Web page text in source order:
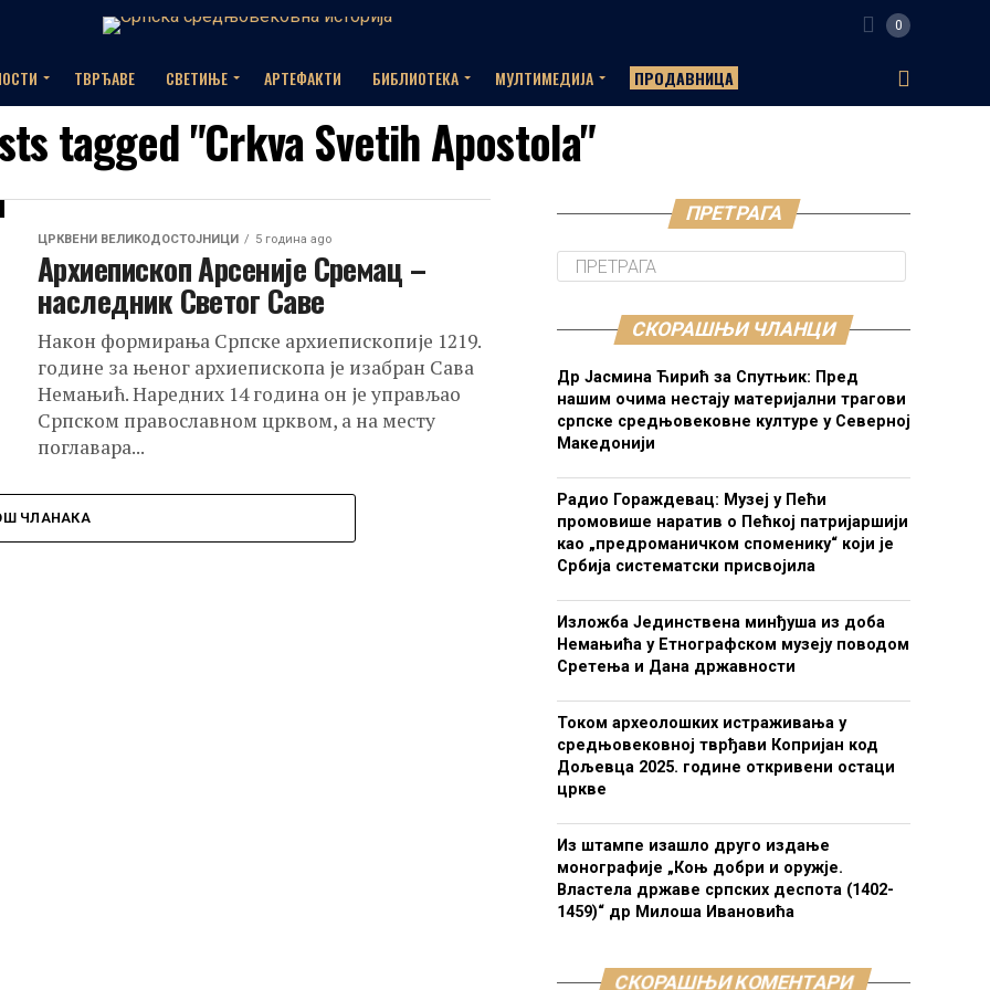
0
ТВРЂАВЕ СВЕТИЊЕ АРТЕФАКТИ БИБЛИОТЕКА МУЛТИМЕДИЈА ПРОДАВНИЦА
tagged "Crkva Svetih Apostola"
ЦРКВЕНИ ВЕЛИКОДОСТОЈНИЦИ 5 година ago
Архиепископ Арсеније Сремац –
наследник Светог Саве
Након формирања Српске архиепископије 1219.
године за њеног архиепископа је изабран Сава
Немањић. Наредних 14 година он је управљао
Српском православном црквом, а на месту
поглавара...
ЧЛАНАКА
ПРЕТРАГА
СКОРАШЊИ ЧЛАНЦИ
Др Јасмина Ћирић за Спутњик: Пред
нашим очима нестају материјални трагови
српске средњовековне културе у Северној
Македонији
Радио Гораждевац: Музеј у Пећи
промовише наратив о Пећкој патријаршији
као „предроманичком споменику“ који је
Србија систематски присвојила
Изложба Јединствена минђуша из доба
Немањића у Етнографском музеју поводом
Сретења и Дана државности
Током археолошких истраживања у
средњовековној тврђави Копријан код
Дољевца 2025. године откривени остаци
цркве
Из штампе изашло друго издање
монографије „Коњ добри и оружје.
Властела државе српских деспота (1402-
1459)“ др Милоша Ивановића
СКОРАШЊИ КОМЕНТАРИ